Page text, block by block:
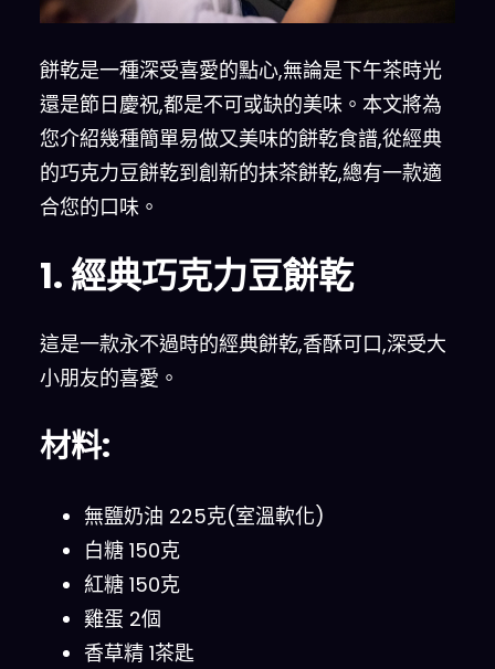
餅乾是一種深受喜愛的點心,無論是下午茶時光
還是節日慶祝,都是不可或缺的美味。本文將為
您介紹幾種簡單易做又美味的餅乾食譜,從經典
的巧克力豆餅乾到創新的抹茶餅乾,總有一款適
合您的口味。
1. 經典巧克力豆餅乾
這是一款永不過時的經典餅乾,香酥可口,深受大
小朋友的喜愛。
材料:
無鹽奶油 225克(室溫軟化)
白糖 150克
紅糖 150克
雞蛋 2個
香草精 1茶匙